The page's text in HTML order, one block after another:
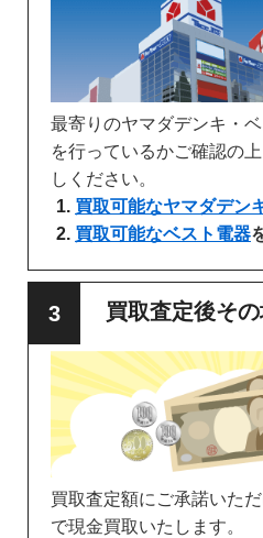
最寄りのヤマダデンキ・
を行っているかご確認の
しください。
買取可能なヤマダデン
買取可能なベスト電器
買取査定後そ
買取査定額にご承諾いた
で現金買取いたします。